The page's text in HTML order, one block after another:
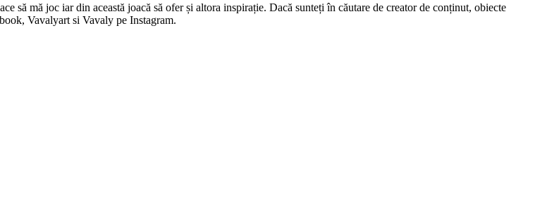
să mă joc iar din această joacă să ofer și altora inspirație. Dacă sunteți în căutare de creator de conținut, obiecte
Vavalyart si Vavaly pe Instagram.